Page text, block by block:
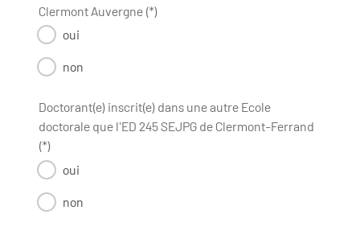
Clermont Auvergne (*)
oui
non
Doctorant(e) inscrit(e) dans une autre Ecole
doctorale que l'ED 245 SEJPG de Clermont-Ferrand
(*)
oui
non